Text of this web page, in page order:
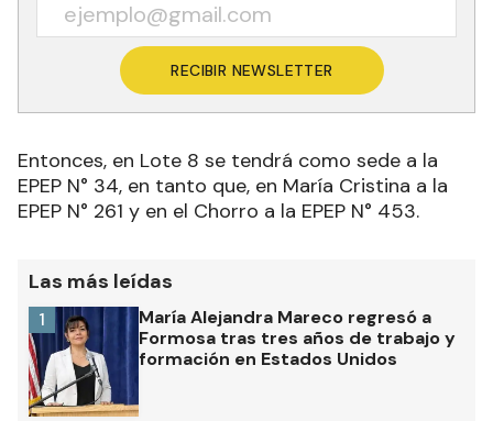
RECIBIR NEWSLETTER
Entonces, en Lote 8 se tendrá como sede a la
EPEP N° 34, en tanto que, en María Cristina a la
EPEP N° 261 y en el Chorro a la EPEP N° 453.
Las más leídas
María Alejandra Mareco regresó a
Formosa tras tres años de trabajo y
formación en Estados Unidos
1